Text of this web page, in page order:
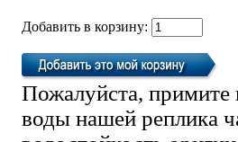
Добавить в корзину:
Пожалуйста, примите
воды нашей реплика